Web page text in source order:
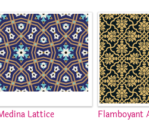
Lattice Flamboyant